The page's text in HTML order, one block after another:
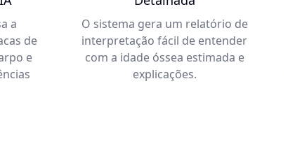
a
de
e
O sistema gera um relatório de
interpretação fácil de entender
com a idade óssea estimada e
explicações.